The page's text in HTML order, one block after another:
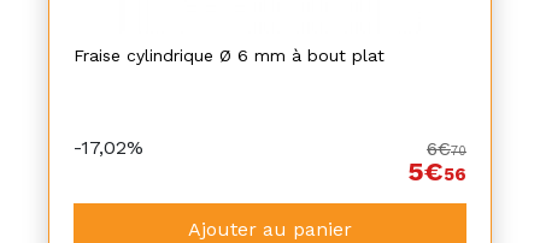
Fraise cylindrique Ø 6 mm à bout plat
-17,02% 6€70
5€56
Ajouter au panier